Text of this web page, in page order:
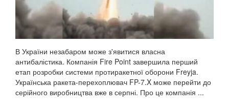
В України незабаром може з'явитися власна
антибалістика. Компанія Fire Point завершила перший
етап розробки системи протиракетної оборони Freyja.
Українська ракета-перехоплювач FP-7.X може перейти до
серійного виробництва вже в серпні. Про це компанія ...